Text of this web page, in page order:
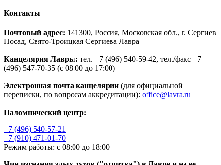
Контакты
Почтовый адрес: 141300, Россия, Московская обл., г. Сергиев
Посад, Свято-Троицкая Сергиева Лавра
Канцелярия Лавры: тел. +7 (496) 540-59-42, тел./факс +7
(496) 547-70-35 (с 08:00 до 17:00)
Электронная почта канцелярии (для официальной
переписки, по вопросам аккредитации): office@lavra.ru
Паломнический центр:
+7 (496) 540-57-21
+7 (910) 471-01-70
Режим работы: с 08:00 до 18:00